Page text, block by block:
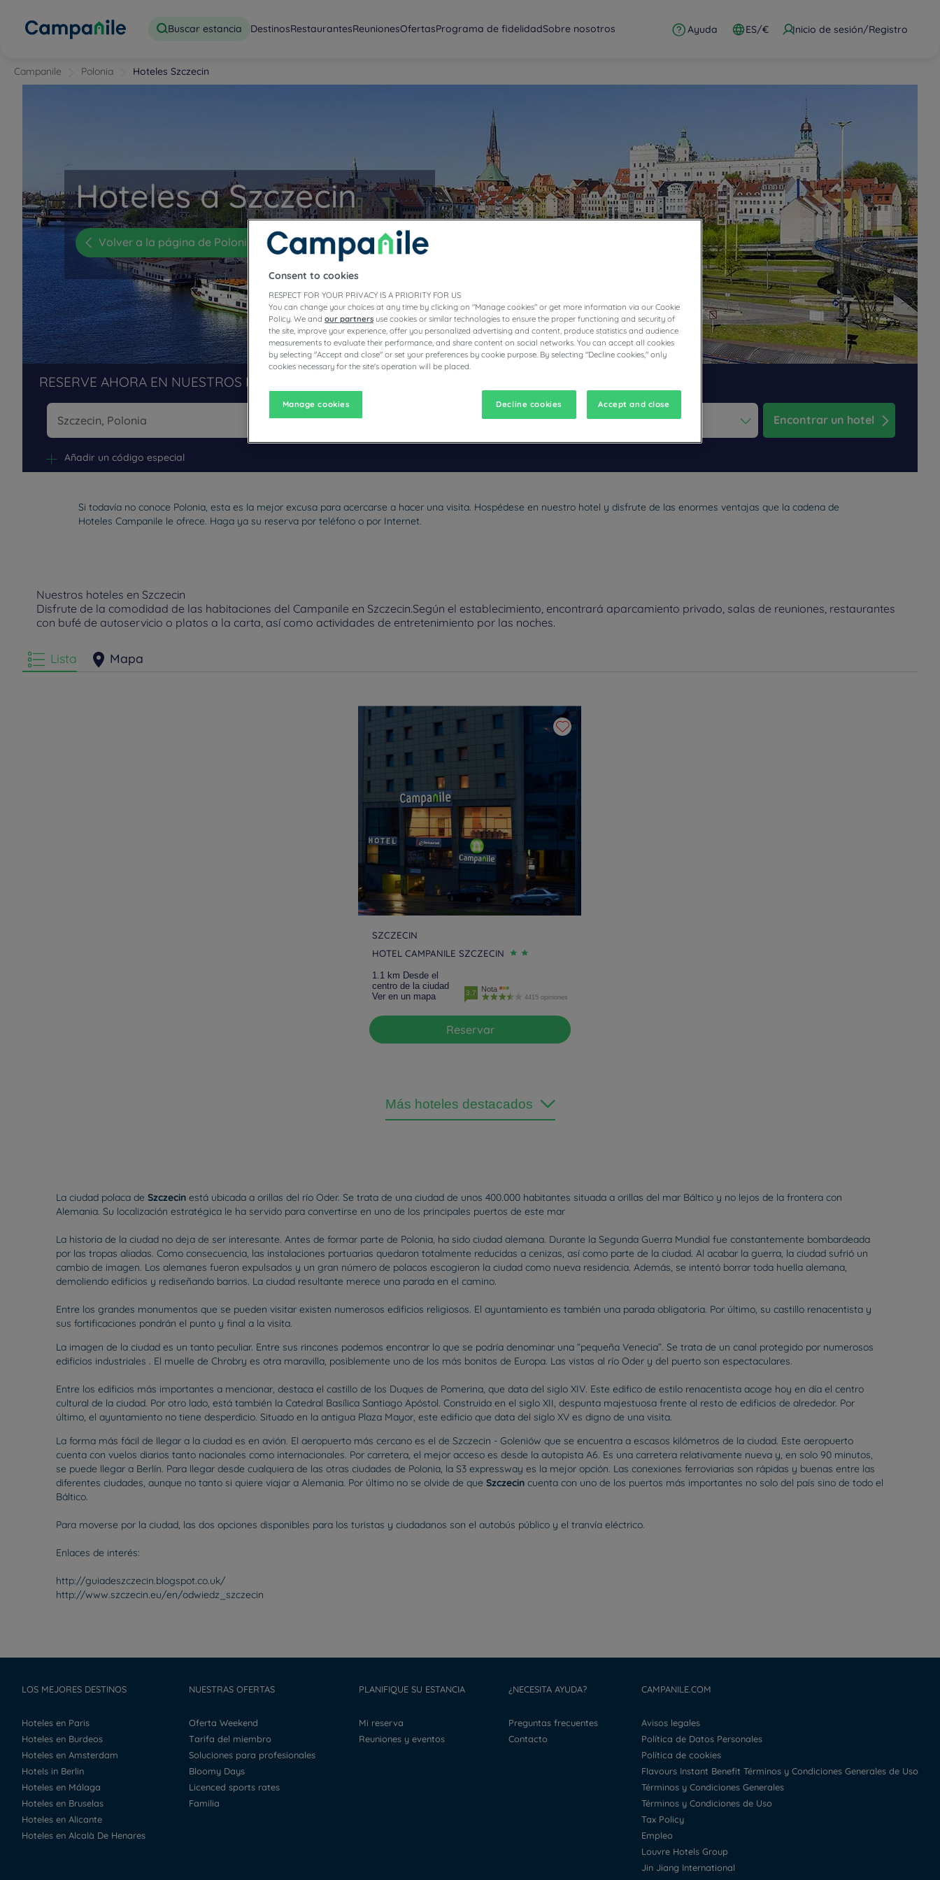
Buscar estancia DestinosRestaurantesReunionesOfertasPrograma de fidelidadSobre nosotros Ayuda ES/€ Inicio de sesión/Registro
Campanile Polonia Hoteles Szczecin
Hoteles a Szczecin
Volver a la página de Polonia
RESERVE AHORA EN NUESTROS HOTELES CAMPANILE
Navigate forward to interact with the calendar and select a date. Press the question mark key to get the keyboard shortcuts for
Navigate backward to interact with the calendar and select a date. Press the question mark key to get the
Encontrar un hotel
Añadir un código especial
Si todavía no conoce Polonia, esta es la mejor excusa para acercarse a hacer una visita. Hospédese en nuestro hotel y disfrute de las enormes ventajas que la cadena de
Hoteles Campanile le ofrece. Haga ya su reserva por teléfono o por Internet.
Nuestros hoteles en Szczecin
Disfrute de la comodidad de las habitaciones del Campanile en Szczecin.Según el establecimiento, encontrará aparcamiento privado, salas de reuniones, restaurantes
con bufé de autoservicio o platos a la carta, así como actividades de entretenimiento por las noches.
Lista Mapa
SZCZECIN
HOTEL CAMPANILE SZCZECIN
1.1 km Desde el
centro de la ciudad
Ver en un mapa
3.7 Nota
4415 opiniones
Reservar
Más hoteles destacados
La ciudad polaca de Szczecin está ubicada a orillas del río Oder. Se trata de una ciudad de unos 400.000 habitantes situada a orillas del mar Báltico y no lejos de la frontera con
Alemania. Su localización estratégica le ha servido para convertirse en uno de los principales puertos de este mar
La historia de la ciudad no deja de ser interesante. Antes de formar parte de Polonia, ha sido ciudad alemana. Durante la Segunda Guerra Mundial fue constantemente bombardeada
por las tropas aliadas. Como consecuencia, las instalaciones portuarias quedaron totalmente reducidas a cenizas, así como parte de la ciudad. Al acabar la guerra, la ciudad sufrió un
cambio de imagen. Los alemanes fueron expulsados y un gran número de polacos escogieron la ciudad como nueva residencia. Además, se intentó borrar toda huella alemana,
demoliendo edificios y rediseñando barrios. La ciudad resultante merece una parada en el camino.
Entre los grandes monumentos que se pueden visitar existen numerosos edificios religiosos. El ayuntamiento es también una parada obligatoria. Por último, su castillo renacentista y
sus fortificaciones pondrán el punto y final a la visita.
La imagen de la ciudad es un tanto peculiar. Entre sus rincones podemos encontrar lo que se podría denominar una “pequeña Venecia”. Se trata de un canal protegido por numerosos
edificios industriales . El muelle de Chrobry es otra maravilla, posiblemente uno de los más bonitos de Europa. Las vistas al río Oder y del puerto son espectaculares.
Entre los edificios más importantes a mencionar, destaca el castillo de los Duques de Pomerina, que data del siglo XIV. Este edifico de estilo renacentista acoge hoy en día el centro
cultural de la ciudad. Por otro lado, está también la Catedral Basílica Santiago Apóstol. Construida en el siglo XII, despunta majestuosa frente al resto de edificios de alrededor. Por
último, el ayuntamiento no tiene desperdicio. Situado en la antigua Plaza Mayor, este edificio que data del siglo XV es digno de una visita.
La forma más fácil de llegar a la ciudad es en avión. El aeropuerto más cercano es el de Szczecin - Goleniów que se encuentra a escasos kilómetros de la ciudad. Este aeropuerto
cuenta con vuelos diarios tanto nacionales como internacionales. Por carretera, el mejor acceso es desde la autopista A6. Es una carretera relativamente nueva y, en solo 90 minutos,
se puede llegar a Berlín. Para llegar desde cualquiera de las otras ciudades de Polonia, la S3 expressway es la mejor opción. Las conexiones ferroviarias son rápidas y buenas entre las
diferentes ciudades, aunque no tanto si quiere viajar a Alemania. Por último no se olvide de que Szczecin cuenta con uno de los puertos más importantes no solo del país sino de todo el
Báltico.
Para moverse por la ciudad, las dos opciones disponibles para los turistas y ciudadanos son el autobús público y el tranvía eléctrico.
Enlaces de interés:
http://guiadeszczecin.blogspot.co.uk/
http://www.szczecin.eu/en/odwiedz_szczecin
LOS MEJORES DESTINOS
Hoteles en Paris
Hoteles en Burdeos
Hoteles en Amsterdam
Hotels in Berlin
Hoteles en Málaga
Hoteles en Bruselas
Hoteles en Alicante
Hoteles en Alcalà De Henares
NUESTRAS OFERTAS
Oferta Weekend
Tarifa del miembro
Soluciones para profesionales
Bloomy Days
Licenced sports rates
Familia
PLANIFIQUE SU ESTANCIA
Mi reserva
Reuniones y eventos
¿NECESITA AYUDA?
Preguntas frecuentes
Contacto
CAMPANILE.COM
Avisos legales
Política de Datos Personales
Política de cookies
Flavours Instant Benefit Términos y Condiciones Generales de Uso
Términos y Condiciones Generales
Términos y Condiciones de Uso
Tax Policy
Empleo
Louvre Hotels Group
Jin Jiang International
Consent to cookies
RESPECT FOR YOUR PRIVACY IS A PRIORITY FOR US
You can change your choices at any time by clicking on "Manage cookies" or get more information via our Cookie
Policy. We and our partners use cookies or similar technologies to ensure the proper functioning and security of
the site, improve your experience, offer you personalized advertising and content, produce statistics and audience
measurements to evaluate their performance, and share content on social networks. You can accept all cookies
by selecting "Accept and close" or set your preferences by cookie purpose. By selecting "Decline cookies," only
cookies necessary for the site's operation will be placed.
Manage cookies Decline cookies Accept and close